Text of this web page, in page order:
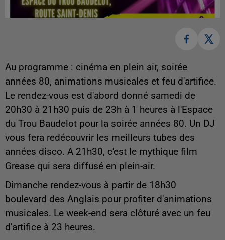
Au programme : cinéma en plein air, soirée
années 80, animations musicales et feu d'artifice.
Le rendez-vous est d'abord donné samedi de
20h30 à 21h30 puis de 23h à 1 heures à l'Espace
du Trou Baudelot pour la soirée années 80. Un DJ
vous fera redécouvrir les meilleurs tubes des
années disco. A 21h30, c'est le mythique film
Grease qui sera diffusé en plein-air.
Dimanche rendez-vous à partir de 18h30
boulevard des Anglais pour profiter d'animations
musicales. Le week-end sera clôturé avec un feu
d'artifice à 23 heures.